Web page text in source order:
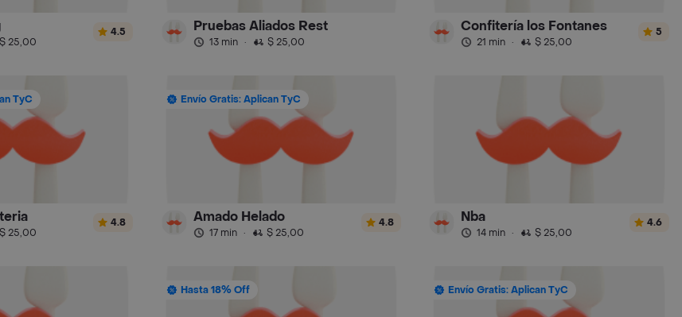
$ 25,00
4.5 Pruebas Aliados Rest
13 min · $ 25,00
Confitería los Fontanes
21 min · $ 25,00
5
TyC
$ 25,00
4.8
Envío Gratis: Aplican TyC
Amado Helado
17 min · $ 25,00
4.8 Nba
14 min · $ 25,00
4.6
Hasta 18% Off Envío Gratis: Aplican TyC